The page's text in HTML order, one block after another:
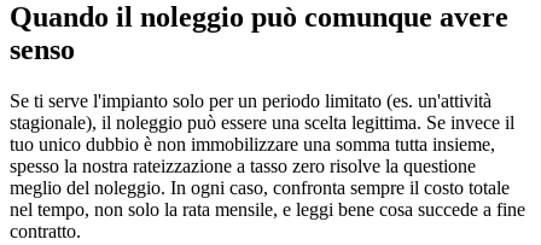
Quando il noleggio può comunque avere
senso
Se ti serve l'impianto solo per un periodo limitato (es. un'attività
stagionale), il noleggio può essere una scelta legittima. Se invece il
tuo unico dubbio è non immobilizzare una somma tutta insieme,
spesso la nostra rateizzazione a tasso zero risolve la questione
meglio del noleggio. In ogni caso, confronta sempre il costo totale
nel tempo, non solo la rata mensile, e leggi bene cosa succede a fine
contratto.